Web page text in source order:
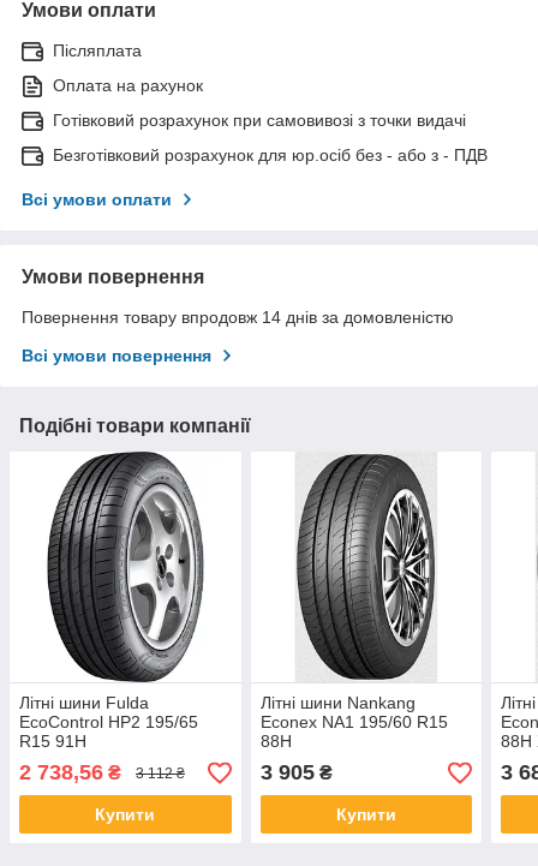
Умови оплати
Післяплата
Оплата на рахунок
Готівковий розрахунок при самовивозі з точки видачі
Безготівковий розрахунок для юр.осіб без - або з - ПДВ
Всі умови оплати
Умови повернення
Повернення товару впродовж 14 днів за домовленістю
Всі умови повернення
Подібні товари компанії
Літні шини Fulda
EcoControl HP2 195/65
R15 91H
2 738,56 ₴ 3 112 ₴
Купити
Літні шини Nankang
Econex NA1 195/60 R15
88H
3 905₴
Купити
88H
3